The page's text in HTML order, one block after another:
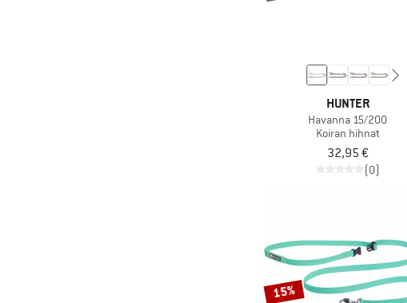
HUNTER
Havanna 15/200
Koiran hihnat
32,95 €
(0)
15%